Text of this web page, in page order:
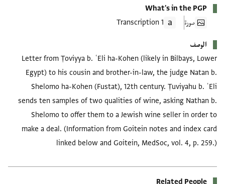
What's in the PGP
صورة
1 Transcription
الوصف
Letter from Ṭoviyya b. ʿEli ha-Kohen (likely in Bilbays, Lower
Egypt) to his cousin and brother-in-law, the judge Natan b.
Shelomo ha-Kohen (Fustat), 12th century. Ṭuviyahu b. ʿEli
sends ten samples of two qualities of wine, asking Nathan b.
Shelomo to offer them to a Jewish wine seller in order to
make a deal. (Information from Goitein notes and index card
linked below and Goitein, MedSoc, vol. 4, p. 259.)
Related People